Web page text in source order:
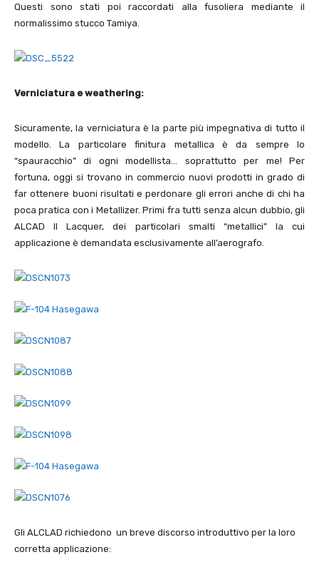
Questi sono stati poi raccordati alla fusoliera mediante il
normalissimo stucco Tamiya.
Verniciatura e weathering:
Sicuramente, la verniciatura è la parte più impegnativa di tutto il
modello. La particolare finitura metallica è da sempre lo
“spauracchio” di ogni modellista… soprattutto per me! Per
fortuna, oggi si trovano in commercio nuovi prodotti in grado di
far ottenere buoni risultati e perdonare gli errori anche di chi ha
poca pratica con i Metallizer. Primi fra tutti senza alcun dubbio, gli
ALCAD II Lacquer, dei particolari smalti “metallici” la cui
applicazione è demandata esclusivamente all’aerografo.
Gli ALCLAD richiedono un breve discorso introduttivo per la loro
corretta applicazione: